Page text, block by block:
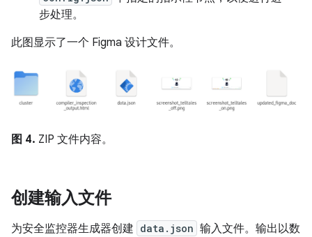
步处理。
此图显示了一个 Figma 设计文件。
图 4. ZIP 文件内容。
创建输入文件
为安全监控器生成器创建 data.json 输入文件。输出以数